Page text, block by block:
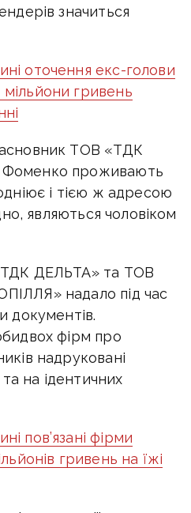
значиться
оточення екс-голови
гривень
ТОВ «ТДК
проживають
і тією ж адресою
являються чоловіком
ДЕЛЬТА» та ТОВ
надало під час
документів.
фірм про
надруковані
на ідентичних
пов’язані фірми
гривень на їжі